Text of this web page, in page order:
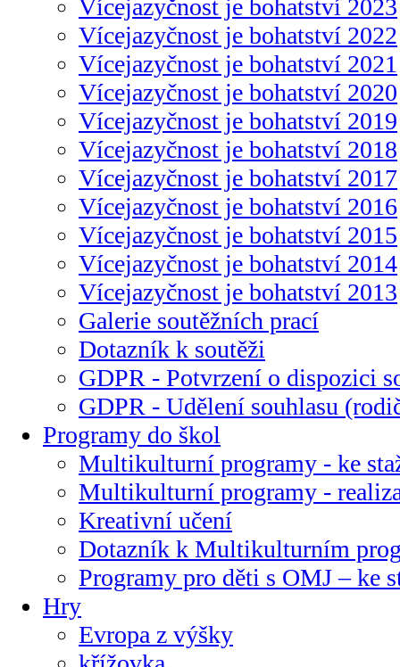
Vícejazyčnost je bohatství 2023
Vícejazyčnost je bohatství 2022
Vícejazyčnost je bohatství 2021
Vícejazyčnost je bohatství 2020
Vícejazyčnost je bohatství 2019
Vícejazyčnost je bohatství 2018
Vícejazyčnost je bohatství 2017
Vícejazyčnost je bohatství 2016
Vícejazyčnost je bohatství 2015
Vícejazyčnost je bohatství 2014
Vícejazyčnost je bohatství 2013
Galerie soutěžních prací
Dotazník k soutěži
GDPR - Potvrzení o dispozici
GDPR - Udělení souhlasu
Programy do škol
Multikulturní programy - ke
Multikulturní programy -
Kreativní učení
Dotazník k Multikulturním
Programy pro děti s OMJ – ke
Hry
Evropa z výšky